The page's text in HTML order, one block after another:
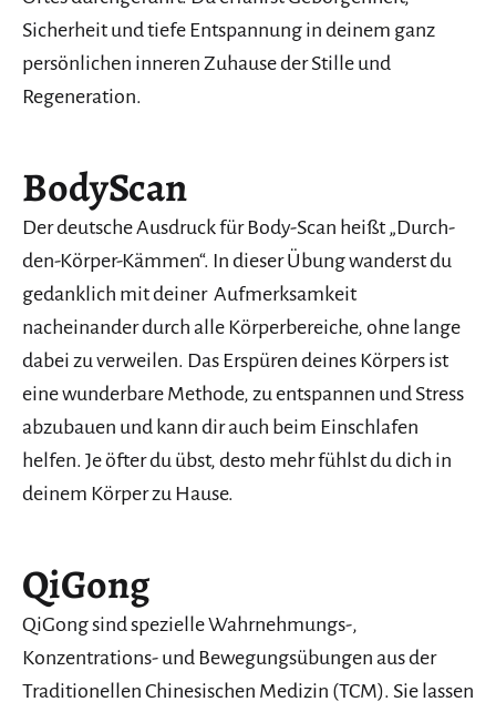
Sicherheit und tiefe Entspannung in deinem ganz
persönlichen inneren Zuhause der Stille und
Regeneration.
BodyScan
Der deutsche Ausdruck für Body-Scan heißt „Durch-
den-Körper-Kämmen“. In dieser Übung wanderst du
gedanklich mit deiner Aufmerksamkeit
nacheinander durch alle Körperbereiche, ohne lange
dabei zu verweilen. Das Erspüren deines Körpers ist
eine wunderbare Methode, zu entspannen und Stress
abzubauen und kann dir auch beim Einschlafen
helfen. Je öfter du übst, desto mehr fühlst du dich in
deinem Körper zu Hause.
QiGong
QiGong sind spezielle Wahrnehmungs-,
Konzentrations- und Bewegungsübungen aus der
Traditionellen Chinesischen Medizin (TCM). Sie lassen